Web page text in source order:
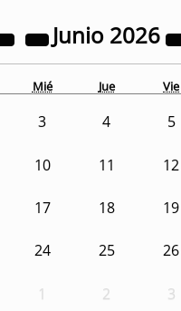
Junio 2026
Mié Jue Vie
3 4 5
10 11 12
17 18 19
24 25 26
1 2 3